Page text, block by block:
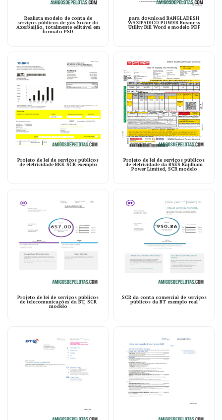
Realista modelo de conta de
serviços públicos de gás Socar do
Azerbaijão, totalmente editável em
formato PSD
para download BANGLADESH
WAZIPADICO POWER Business
Utility Bill Word e modelo PDF
Projeto de lei de serviços públicos
de eletricidade BKK SCR exemplo
Projeto de lei de serviços públicos
de eletricidade da BSES Rajdhani
Power Limited, SCR modelo
Projeto de lei de serviços públicos
de telecomunicações da BT, SCR
modelo
SCR da conta comercial de serviços
públicos da BT exemplo real